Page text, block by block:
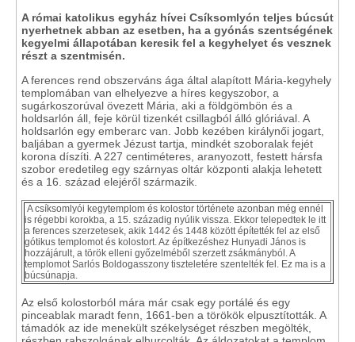
A római katolikus egyház hívei Csíksomlyón teljes búcsút
nyerhetnek abban az esetben, ha a gyónás szentségének
kegyelmi állapotában keresik fel a kegyhelyet és vesznek
részt a szentmisén.
A ferences rend obszerváns ága által alapított Mária-kegyhely
templomában van elhelyezve a híres kegyszobor, a
sugárkoszorúval övezett Mária, aki a földgömbön és a
holdsarlón áll, feje körül tizenkét csillagból álló glóriával. A
holdsarlón egy emberarc van. Jobb kezében királynői jogart,
baljában a gyermek Jézust tartja, mindkét szoboralak fejét
korona díszíti. A 227 centiméteres, aranyozott, festett hársfa
szobor eredetileg egy szárnyas oltár központi alakja lehetett
és a 16. század elejéről származik.
A csíksomlyói kegytemplom és kolostor története azonban még ennél
is régebbi korokba, a 15. századig nyúlik vissza. Ekkor telepedtek le itt
a ferences szerzetesek, akik 1442 és 1448 között építették fel az első
gótikus templomot és kolostort. Az építkezéshez Hunyadi János is
hozzájárult, a török elleni győzelméből szerzett zsákmányból. A
templomot Sarlós Boldogasszony tiszteletére szentelték fel. Ez ma is a
búcsúnapja.
Az első kolostorból mára már csak egy portálé és egy
pinceablak maradt fenn, 1661-ben a törökök elpusztították. A
támadók az ide menekült székelységet részben megölték,